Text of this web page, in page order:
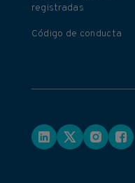
registradas
Código de conducta